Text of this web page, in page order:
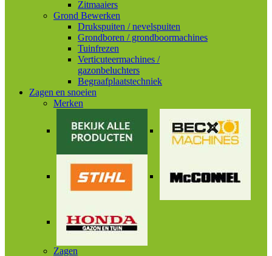
Zitmaaiers
Grond Bewerken
Drukspuiten / nevelspuiten
Grondboren / grondboormachines
Tuinfrezen
Verticuteermachines /
gazonbeluchters
Begraafplaatstechniek
Zagen en snoeien
Merken
Zagen